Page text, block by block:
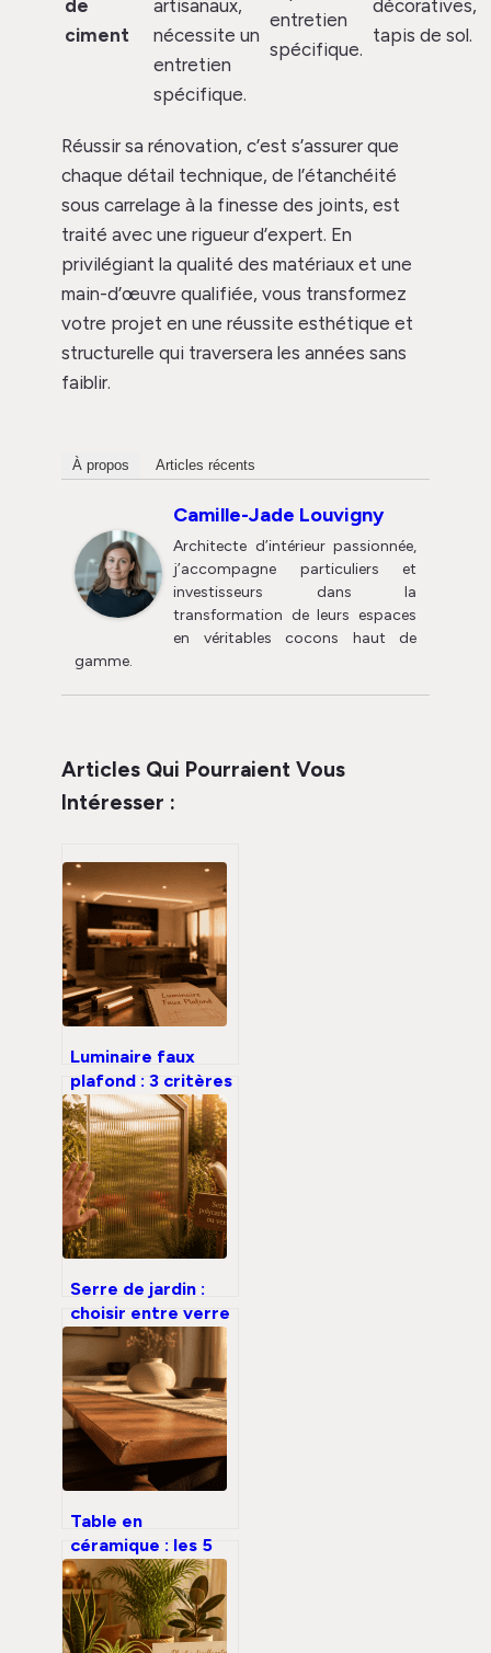
de
ciment
artisanaux,
nécessite un
entretien
spécifique.
entretien
spécifique.
décoratives,
tapis de sol.
Réussir sa rénovation, c’est s’assurer que
chaque détail technique, de l’étanchéité
sous carrelage à la finesse des joints, est
traité avec une rigueur d’expert. En
privilégiant la qualité des matériaux et une
main-d’œuvre qualifiée, vous transformez
votre projet en une réussite esthétique et
structurelle qui traversera les années sans
faiblir.
À propos Articles récents
Camille-Jade Louvigny
Architecte d’intérieur passionnée,
j’accompagne particuliers et
investisseurs dans la
transformation de leurs espaces
en véritables cocons haut de
gamme.
Articles Qui Pourraient Vous
Intéresser :
Luminaire faux
plafond : 3 critères
techniques pour
garantir confort
visuel et
conformité
Serre de jardin :
choisir entre verre
trempé et
polycarbonate
pour optimiser vos
récoltes
Table en
céramique : les 5
contraintes réelles
derrière
l’esthétique
minérale